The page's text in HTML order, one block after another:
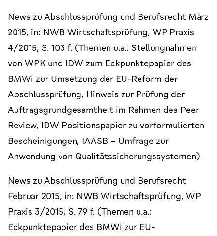
News zu Abschlussprüfung und Berufsrecht März
2015, in: NWB Wirtschaftsprüfung, WP Praxis
4/2015, S. 103 f. (Themen u.a.: Stellungnahmen
von WPK und IDW zum Eckpunktepapier des
BMWi zur Umsetzung der EU-Reform der
Abschlussprüfung, Hinweis zur Prüfung der
Auftragsgrundgesamtheit im Rahmen des Peer
Review, IDW Positionspapier zu vorformulierten
Bescheinigungen, IAASB – Umfrage zur
Anwendung von Qualitätssicherungssystemen).
News zu Abschlussprüfung und Berufsrecht
Februar 2015, in: NWB Wirtschaftsprüfung, WP
Praxis 3/2015, S. 79 f. (Themen u.a.:
Eckpunktepapier des BMWi zur EU-